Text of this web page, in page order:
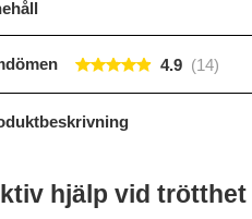
4.9
hjälp vid trötthet